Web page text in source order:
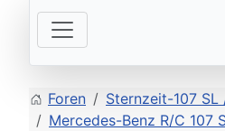
Foren
Sternzeit-107
Mercedes-Benz R/C 107